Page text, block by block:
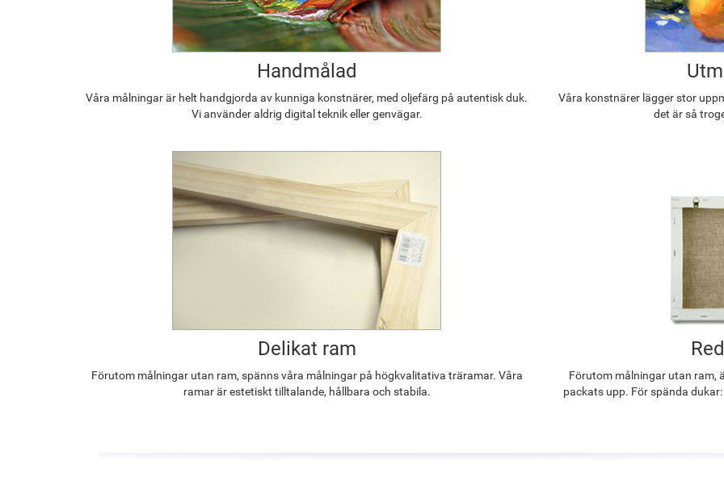
Handmålad
Våra målningar är helt handgjorda av kunniga konstnärer, med oljefärg på autentisk duk.
Vi använder aldrig digital teknik eller genvägar.
Våra konstnärer lägger stor
det är så
Delikat ram
Förutom målningar utan ram, spänns våra målningar på högkvalitativa träramar. Våra
ramar är estetiskt tilltalande, hållbara och stabila.
Förutom målningar utan ram,
packats upp. För spända